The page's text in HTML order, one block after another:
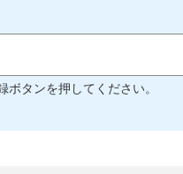
ボタンを押してください。